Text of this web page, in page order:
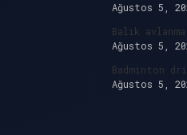
Ağustos 5,
Balık
Ağustos 5,
Badminton
Ağustos 5,